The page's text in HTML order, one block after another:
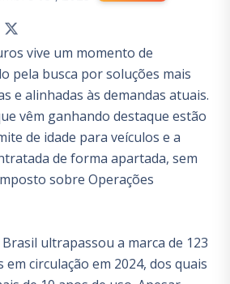
vive um momento de
pela busca por soluções mais
e alinhadas às demandas atuais.
vêm ganhando destaque estão
de idade para veículos e a
de forma apartada, sem
sobre Operações
ultrapassou a marca de 123
em circulação em 2024, dos quais